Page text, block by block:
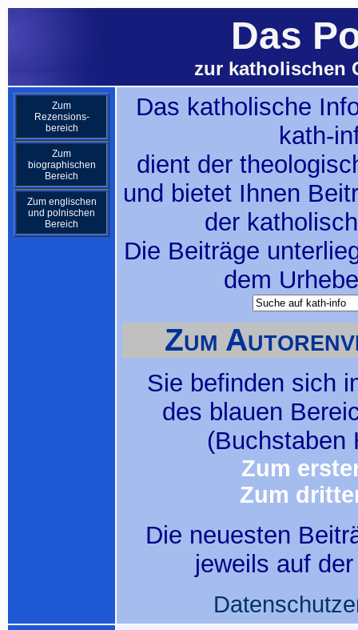
Das
zur katholischen
Zum
Rezensions-
bereich
Zum
biographischen
Bereich
Zum englischen
und polnischen
Bereich
Das katholische
kath-
dient der
und bietet Ihnen
der
Die Beiträge
dem
Zum
Sie befinden sich
des blauen
(Buchstaben
Zum
Zum
Die neuesten
jeweils auf